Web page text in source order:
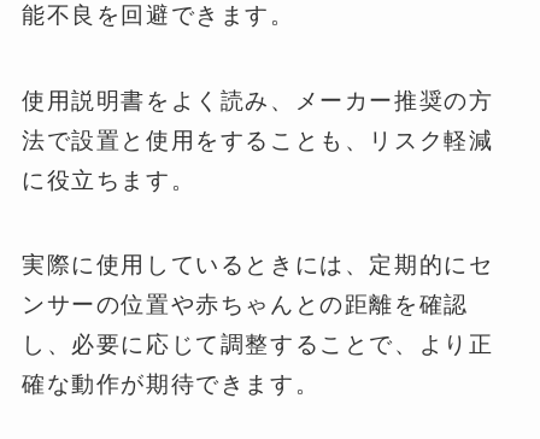
能不良を回避できます。
使用説明書をよく読み、メーカー推奨の方
法で設置と使用をすることも、リスク軽減
に役立ちます。
実際に使用しているときには、定期的にセ
ンサーの位置や赤ちゃんとの距離を確認
し、必要に応じて調整することで、より正
確な動作が期待できます。